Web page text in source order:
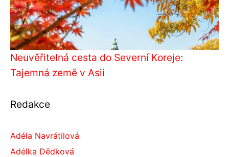
Neuvěřitelná cesta do Severní Koreje:
Tajemná země v Asii
Redakce
Adéla Navrátilová
Adélka Dědková